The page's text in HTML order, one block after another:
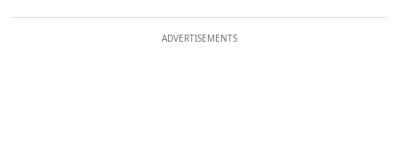
ADVERTISEMENTS